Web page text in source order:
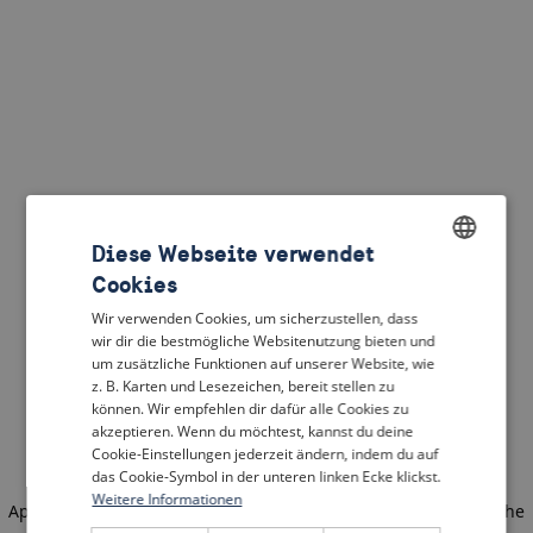
Application error: a client-side exception has occurred
(see the
DUTCH
FRENCH
GERMAN
Diese Webseite verwendet
Cookies
Wir verwenden Cookies, um sicherzustellen, dass
wir dir die bestmögliche Websitenutzung bieten und
um zusätzliche Funktionen auf unserer Website, wie
z. B. Karten und Lesezeichen, bereit stellen zu
können. Wir empfehlen dir dafür alle Cookies zu
akzeptieren. Wenn du möchtest, kannst du deine
Cookie-Einstellungen jederzeit ändern, indem du auf
das Cookie-Symbol in der unteren linken Ecke klickst.
Weitere Informationen